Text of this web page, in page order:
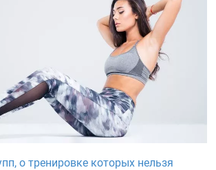
о тренировке которых нельзя